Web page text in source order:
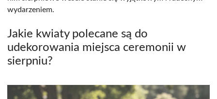
wydarzeniem.
Jakie kwiaty polecane są do
udekorowania miejsca ceremonii w
sierpniu?